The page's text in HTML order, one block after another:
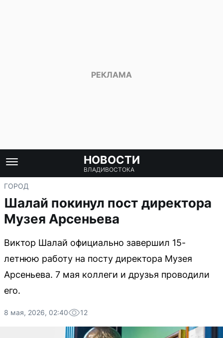
НОВОСТИ
ВЛАДИВОСТОКА
ГОРОД
Шалай покинул пост директора
Музея Арсеньева
Виктор Шалай официально завершил 15-
летнюю работу на посту директора Музея
Арсеньева. 7 мая коллеги и друзья проводили
его.
8 мая, 2026, 02:40 12